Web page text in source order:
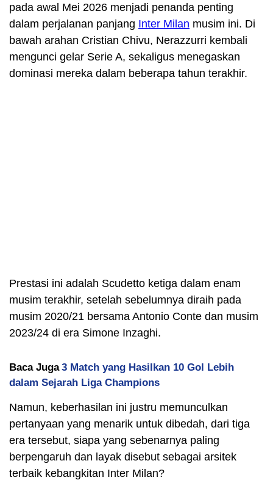
pada awal Mei 2026 menjadi penanda penting
dalam perjalanan panjang Inter Milan musim ini. Di
bawah arahan Cristian Chivu, Nerazzurri kembali
mengunci gelar Serie A, sekaligus menegaskan
dominasi mereka dalam beberapa tahun terakhir.
Prestasi ini adalah Scudetto ketiga dalam enam
musim terakhir, setelah sebelumnya diraih pada
musim 2020/21 bersama Antonio Conte dan musim
2023/24 di era Simone Inzaghi.
Baca Juga 3 Match yang Hasilkan 10 Gol Lebih
dalam Sejarah Liga Champions
Namun, keberhasilan ini justru memunculkan
pertanyaan yang menarik untuk dibedah, dari tiga
era tersebut, siapa yang sebenarnya paling
berpengaruh dan layak disebut sebagai arsitek
terbaik kebangkitan Inter Milan?